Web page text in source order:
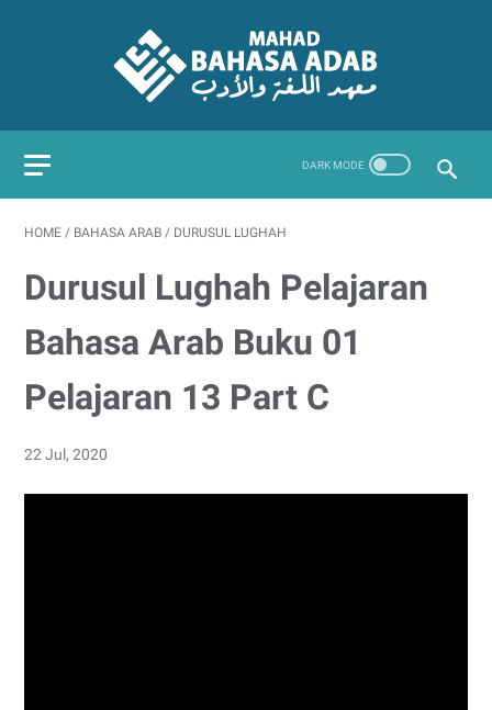
HOME / BAHASA ARAB / DURUSUL LUGHAH
Durusul Lughah Pelajaran
Bahasa Arab Buku 01
Pelajaran 13 Part C
22 Jul, 2020